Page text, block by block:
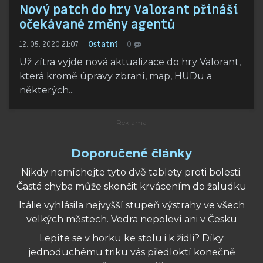
Nový patch do hry Valorant přináší
očekávané změny agentů
12. 05. 2020 21:07 Ostatní 0
Už zítra vyjde nová aktualizace do hry Valorant,
která kromě úpravy zbraní, map, HUDu a
některých...
Doporučené články
Nikdy nemíchejte tyto dvě tablety proti bolesti.
Častá chyba může skončit krvácením do žaludku
Itálie vyhlásila nejvyšší stupeň výstrahy ve všech
velkých městech. Vedra nepoleví ani v Česku
Lepíte se v horku ke stolu i k židli? Díky
jednoduchému triku vás předloktí konečně